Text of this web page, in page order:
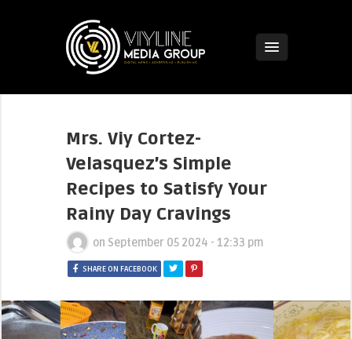
Mrs. Viy Cortez-
Velasquez’s Simple
Recipes to Satisfy Your
Rainy Day Cravings
on September 05 2024 - 12:33 pm
SHARE ON FACEBOOK